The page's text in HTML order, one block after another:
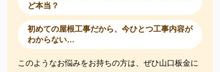
ど本当？
初めての屋根工事だから、今ひとつ工事内容が
わからない…
このようなお悩みをお持ちの方は、ぜひ山口板金に